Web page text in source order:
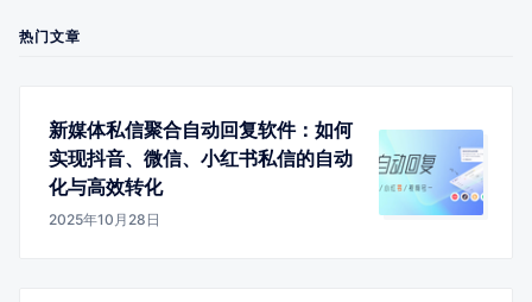
热门文章
新媒体私信聚合自动回复软件：如何
实现抖音、微信、小红书私信的自动
化与高效转化
2025年10月28日